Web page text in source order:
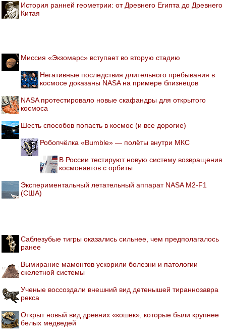
История ранней геометрии: от Древнего Египта до Древнего
Китая
Миссия «Экзомарс» вступает во вторую стадию
Негативные последствия длительного пребывания в
космосе доказаны NASA на примере близнецов
NASA протестировало новые скафандры для открытого
космоса
Шесть способов попасть в космос (и все дорогие)
Робопчёлка «Bumble» — полёты внутри МКС
В России тестируют новую систему возвращения
космонавтов с орбиты
Экспериментальный летательный аппарат NASA M2-F1
(США)
Саблезубые тигры оказались сильнее, чем предполагалось
ранее
Вымирание мамонтов ускорили болезни и патологии
скелетной системы
Ученые воссоздали внешний вид детенышей тираннозавра
рекса
Открыт новый вид древних «кошек», которые были крупнее
белых медведей